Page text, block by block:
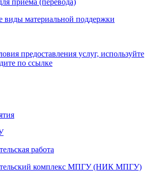
приема (перевода)
материальной поддержки
предоставления услуг, используйте
по ссылке
работа
комплекс МПГУ (НИК МПГУ)